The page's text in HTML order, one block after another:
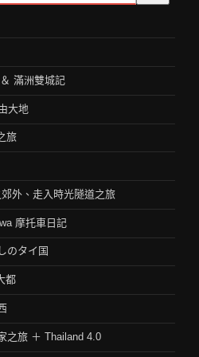
滿洲雙城記
大地
旅
外、走入時光隧道之旅
摩托車日記
のタイ国
都
之旅 ＋ Thailand 4.0